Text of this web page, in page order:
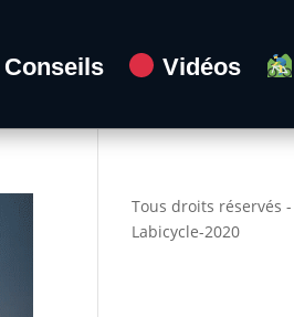
Conseils Vidéos
Tous droits réservés -
Labicycle-2020